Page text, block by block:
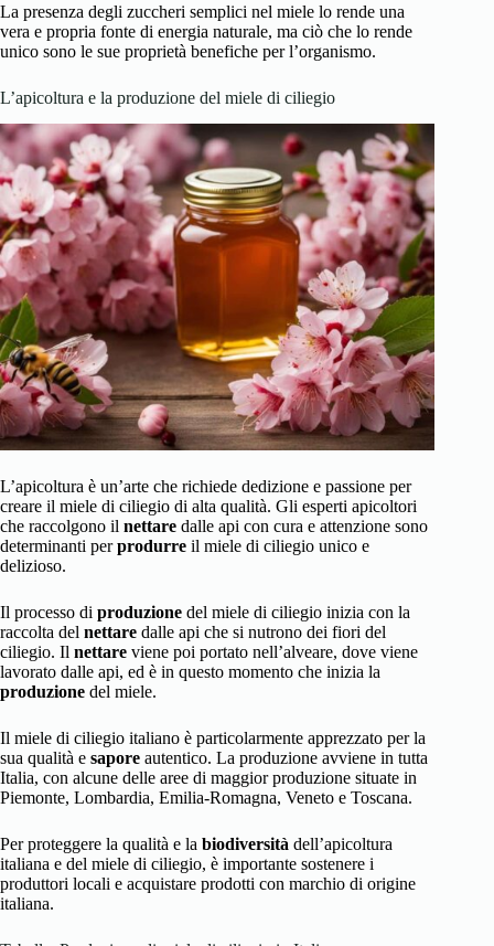
La presenza degli zuccheri semplici nel miele lo rende una
vera e propria fonte di energia naturale, ma ciò che lo rende
unico sono le sue proprietà benefiche per l’organismo.
L’apicoltura e la produzione del miele di ciliegio
L’apicoltura è un’arte che richiede dedizione e passione per
creare il miele di ciliegio di alta qualità. Gli esperti apicoltori
che raccolgono il nettare dalle api con cura e attenzione sono
determinanti perprodurre il miele di ciliegio unico e
delizioso.
Il processo di produzione del miele di ciliegio inizia con la
raccolta del nettare dalle api che si nutrono dei fiori del
ciliegio. Il nettare viene poi portato nell’alveare, dove viene
lavorato dalle api, ed è in questo momento che inizia la
produzione del miele.
Il miele di ciliegio italiano è particolarmente apprezzato per la
sua qualità e sapore autentico. La produzione avviene in tutta
Italia, con alcune delle aree di maggior produzione situate in
Piemonte, Lombardia, Emilia-Romagna, Veneto e Toscana.
Per proteggere la qualità e la biodiversità dell’apicoltura
italiana e del miele di ciliegio, è importante sostenere i
produttori locali e acquistare prodotti con marchio di origine
italiana.